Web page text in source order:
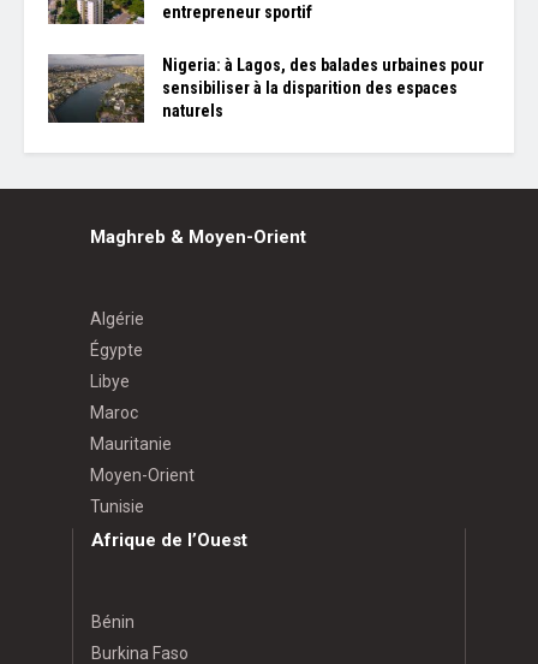
entrepreneur sportif
Nigeria: à Lagos, des balades urbaines pour
sensibiliser à la disparition des espaces
naturels
Maghreb & Moyen-Orient
Algérie
Égypte
Libye
Maroc
Mauritanie
Moyen-Orient
Tunisie
Afrique de l’Ouest
Bénin
Burkina Faso